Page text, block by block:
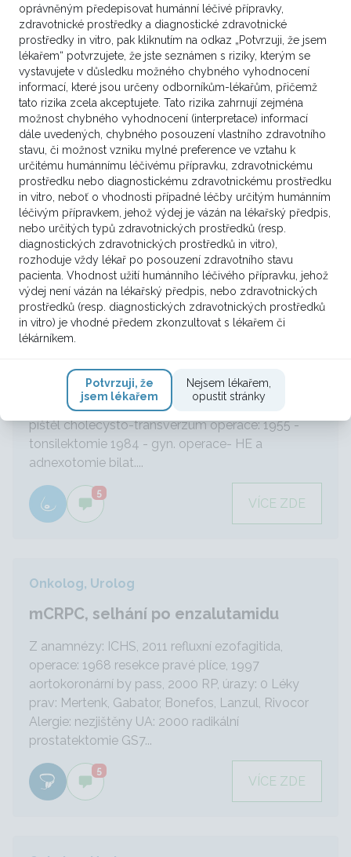
Onkolog, Urolog
Recidiva ca mammae na hrudní stěně
64 ročná pac., bez komorbidity, v dobrom
kondičnom stave, kradiálny stav : EF 64% 1. r.2010
- bifokálny ca mammae l. dx, tu 15 a 35 mm
26.11.2010 ME + SNB - - peroperačne negat. LU,
definitívnou histologoiu zistená mts v 1 z 5 SLU,
20.12,2...
5
VÍCE ZDE
Onkolog, Urolog
Lokoreionálně pokročilý karcinom
Carcinoma mammae l. sin. OA: osteoporoza recid.
vertiginozní stavy v OA varixy DKK 6/2011 CHCE +
píštěl cholecysto-transverzum operace: 1955 -
tonsilektomie 1984 - gyn. operace- HE a
adnexotomie bilat....
5
VÍCE ZDE
Onkolog, Urolog
mCRPC, selhání po enzalutamidu
Z anamnézy: ICHS, 2011 refluxní ezofagitida,
operace: 1968 resekce pravé plíce, 1997
aortokoronární by pass, 2000 RP, úrazy: 0 Léky
prav: Mertenk, Gabator, Bonefos, Lanzul, Rivocor
Alergie: nezjištěny UA: 2000 radikální
prostatektomie GS7...
5
VÍCE ZDE
oprávněným předepisovat humánní léčivé přípravky,
zdravotnické prostředky a diagnostické zdravotnické
prostředky in vitro, pak kliknutím na odkaz „Potvrzuji, že jsem
lékařem“ potvrzujete, že jste seznámen s riziky, kterým se
vystavujete v důsledku možného chybného vyhodnocení
informací, které jsou určeny odborníkům-lékařům, přičemž
tato rizika zcela akceptujete. Tato rizika zahrnují zejména
možnost chybného vyhodnocení (interpretace) informací
dále uvedených, chybného posouzení vlastního zdravotního
stavu, či možnost vzniku mylné preference ve vztahu k
určitému humánnímu léčivému přípravku, zdravotnickému
prostředku nebo diagnostickému zdravotnickému prostředku
in vitro, neboť o vhodnosti případné léčby určitým humánním
léčivým přípravkem, jehož výdej je vázán na lékařský předpis,
nebo určitých typů zdravotnických prostředků (resp.
diagnostických zdravotnických prostředků in vitro),
rozhoduje vždy lékař po posouzení zdravotního stavu
pacienta. Vhodnost užití humánního léčivého přípravku, jehož
výdej není vázán na lékařský předpis, nebo zdravotnických
prostředků (resp. diagnostických zdravotnických prostředků
in vitro) je vhodné předem zkonzultovat s lékařem či
lékárníkem.
Potvrzuji, že
jsem lékařem
Nejsem lékařem,
opustit stránky